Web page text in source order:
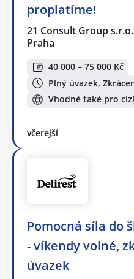
proplatíme!
21 Consult Group s.r.o.
Praha
40 000 – 75 000 Kč
Plný úvazek,
Vhodné také pro
včerejší
Pomocná síla do
- víkendy volné,
úvazek